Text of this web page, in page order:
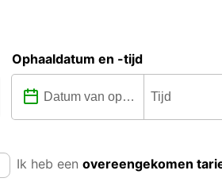
Ophaaldatum en -tijd
Ik heb een overeengekomen